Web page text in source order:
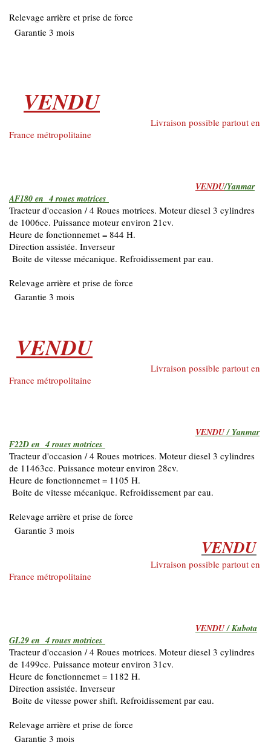
Relevage arrière et prise de force
Garantie 3 mois
VENDU
Livraison possible partout en
France métropolitaine
VENDU/Yanmar
AF180 en 4 roues motrices
Tracteur d'occasion / 4 Roues motrices. Moteur diesel 3 cylindres
de 1006cc. Puissance moteur environ 21cv.
Heure de fonctionnemet = 844 H.
Direction assistée. Inverseur
Boite de vitesse mécanique. Refroidissement par eau.
Relevage arrière et prise de force
Garantie 3 mois
VENDU
Livraison possible partout en
France métropolitaine
VENDU/ Yanmar
F22D en 4 roues motrices
Tracteur d'occasion / 4 Roues motrices. Moteur diesel 3 cylindres
de 11463cc. Puissance moteur environ 28cv.
Heure de fonctionnemet = 1105 H.
Boite de vitesse mécanique. Refroidissement par eau.
Relevage arrière et prise de force
Garantie 3 mois
VENDU
Livraison possible partout en
France métropolitaine
VENDU/ Kubota
GL29 en 4 roues motrices
Tracteur d'occasion / 4 Roues motrices. Moteur diesel 3 cylindres
de 1499cc. Puissance moteur environ 31cv.
Heure de fonctionnemet = 1182 H.
Direction assistée. Inverseur
Boite de vitesse power shift. Refroidissement par eau.
Relevage arrière et prise de force
Garantie 3 mois